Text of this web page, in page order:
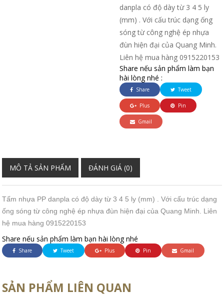
danpla có độ dày từ 3 4 5 ly
(mm) . Với cấu trúc dạng ống
sóng từ công nghệ ép nhựa
đùn hiện đại của Quang Minh.
Liên hệ mua hàng 0915220153
Share nếu sản phẩm làm bạn
hài lòng nhé :
Share Tweet
Plus Pin
Gmail
MÔ TẢ SẢN PHẨM ĐÁNH GIÁ (0)
Tấm nhựa PP danpla có độ dày từ 3 4 5 ly (mm) . Với cấu trúc dạng
ống sóng từ công nghệ ép nhựa đùn hiện đại của Quang Minh. Liên
hệ mua hàng 0915220153
Share nếu sản phẩm làm bạn hài lòng nhé
Share Tweet Plus Pin Gmail
SẢN PHẨM LIÊN QUAN